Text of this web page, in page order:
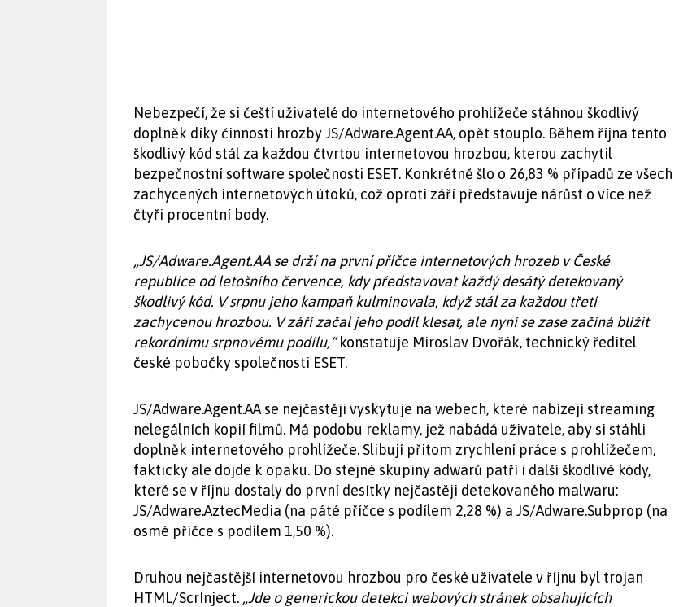
Nebezpečí, že si čeští uživatelé do internetového prohlížeče stáhnou škodlivý
doplněk díky činnosti hrozby JS/Adware.Agent.AA, opět stouplo. Během října tento
škodlivý kód stál za každou čtvrtou internetovou hrozbou, kterou zachytil
bezpečnostní software společnosti ESET. Konkrétně šlo o 26,83 % případů ze všech
zachycených internetových útoků, což oproti září představuje nárůst o více než
čtyři procentní body.
„JS/Adware.Agent.AA se drží na první příčce internetových hrozeb v České
republice od letošního července, kdy představovat každý desátý detekovaný
škodlivý kód. V srpnu jeho kampaň kulminovala, když stál za každou třetí
zachycenou hrozbou. V září začal jeho podíl klesat, ale nyní se zase začíná blížit
rekordnímu srpnovému podílu,“konstatuje Miroslav Dvořák, technický ředitel
české pobočky společnosti ESET.
JS/Adware.Agent.AA se nejčastěji vyskytuje na webech, které nabízejí streaming
nelegálních kopií filmů. Má podobu reklamy, jež nabádá uživatele, aby si stáhli
doplněk internetového prohlížeče. Slibují přitom zrychlení práce s prohlížečem,
fakticky ale dojde k opaku. Do stejné skupiny adwarů patří i další škodlivé kódy,
které se v říjnu dostaly do první desítky nejčastěji detekovaného malwaru:
JS/Adware.AztecMedia (na páté příčce s podílem 2,28 %) a JS/Adware.Subprop (na
osmé příčce s podílem 1,50 %).
Druhou nejčastější internetovou hrozbou pro české uživatele v říjnu byl trojan
HTML/ScrInject. „Jde o generickou detekci webových stránek obsahujících